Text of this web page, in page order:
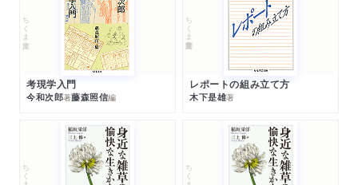
ちくま文庫
考現学入門
今和次郎著藤森照信編
ちくま学芸文庫
レポートの組み立て方
木下是雄著
ちくま文庫 ちくま文庫